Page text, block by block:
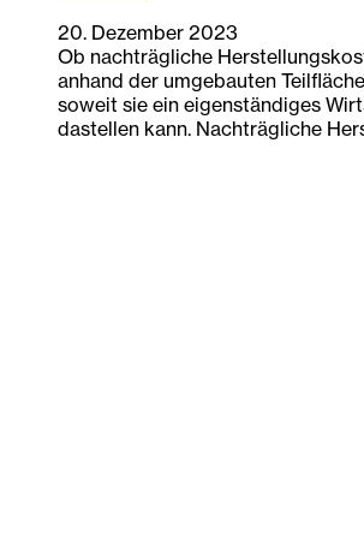
20. Dezember 2023
Ob nachträgliche
anhand der umgebauten
soweit sie ein eigenständiges
dastellen kann. Nachträgliche